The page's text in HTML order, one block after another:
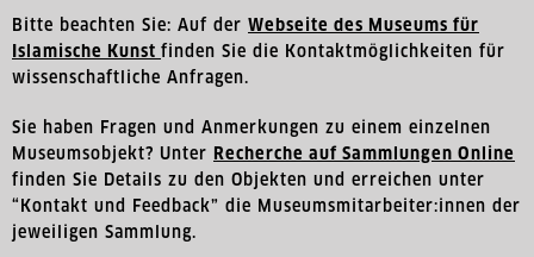
Bitte beachten Sie: Auf der Webseite des Museums für
Islamische Kunst finden Sie die Kontaktmöglichkeiten für
wissenschaftliche Anfragen.
Sie haben Fragen und Anmerkungen zu einem einzelnen
Museumsobjekt? Unter Recherche auf Sammlungen Online
finden Sie Details zu den Objekten und erreichen unter
“Kontakt und Feedback” die Museumsmitarbeiter:innen der
jeweiligen Sammlung.